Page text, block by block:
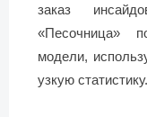
заказ
«Песочница»
модели,
узкую статистику.